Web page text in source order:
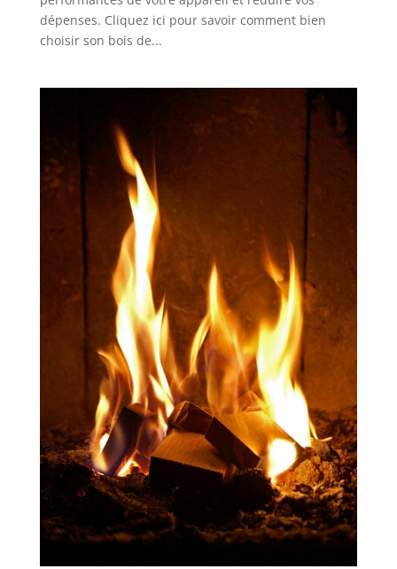
dépenses. Cliquez ici pour savoir comment bien
choisir son bois de...